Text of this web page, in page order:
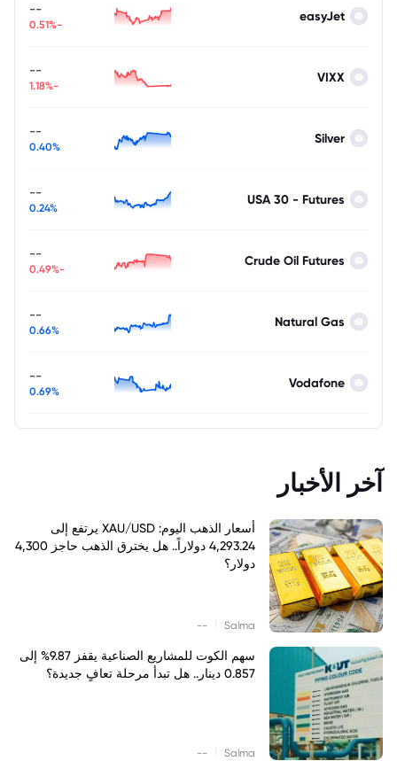
easyJet
--
-0.51%
VIXX
--
-1.18%
Silver
--
0.40%
USA 30 - Futures
--
0.24%
Crude Oil Futures
--
-0.49%
Natural Gas
--
0.66%
Vodafone
--
0.69%
آخر الأخبار
أسعار الذهب اليوم: XAU/USD يرتفع إلى
4,293.24 دولاراً.. هل يخترق الذهب حاجز 4,300
دولار؟
Salma
--
سهم الكوت للمشاريع الصناعية يقفز 9.87% إلى
0.857 دينار.. هل تبدأ مرحلة تعافٍ جديدة؟
Salma
--